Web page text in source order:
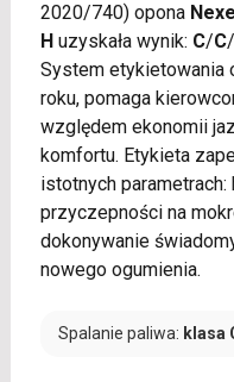
2020/740) opona
Huzyskała wynik: C/C/
System etykietowania
roku, pomaga
względem ekonomii
komfortu. Etykieta
istotnych parametrach:
przyczepności na
dokonywanie
nowego ogumienia.
Spalanie paliwa: klasa